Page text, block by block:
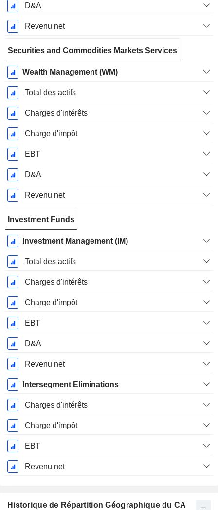
D&A
Revenu net
Securities and Commodities Markets Services
Wealth Management (WM)
Total des actifs
Charges d'intérêts
Charge d'impôt
EBT
D&A
Revenu net
Investment Funds
Investment Management (IM)
Total des actifs
Charges d'intérêts
Charge d'impôt
EBT
D&A
Revenu net
Intersegment Eliminations
Charges d'intérêts
Charge d'impôt
EBT
Revenu net
Historique de Répartition Géographique du CA